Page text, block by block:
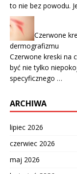
to nie bez powodu.
Czerwone
dermografizmu
Czerwone kreski na
być nie tylko
specyficznego …
ARCHIWA
lipiec 2026
czerwiec 2026
maj 2026